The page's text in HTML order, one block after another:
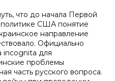
что до начала Первой
США понятие
направление
Официально
incognita для
проблемы
часть русского вопроса.